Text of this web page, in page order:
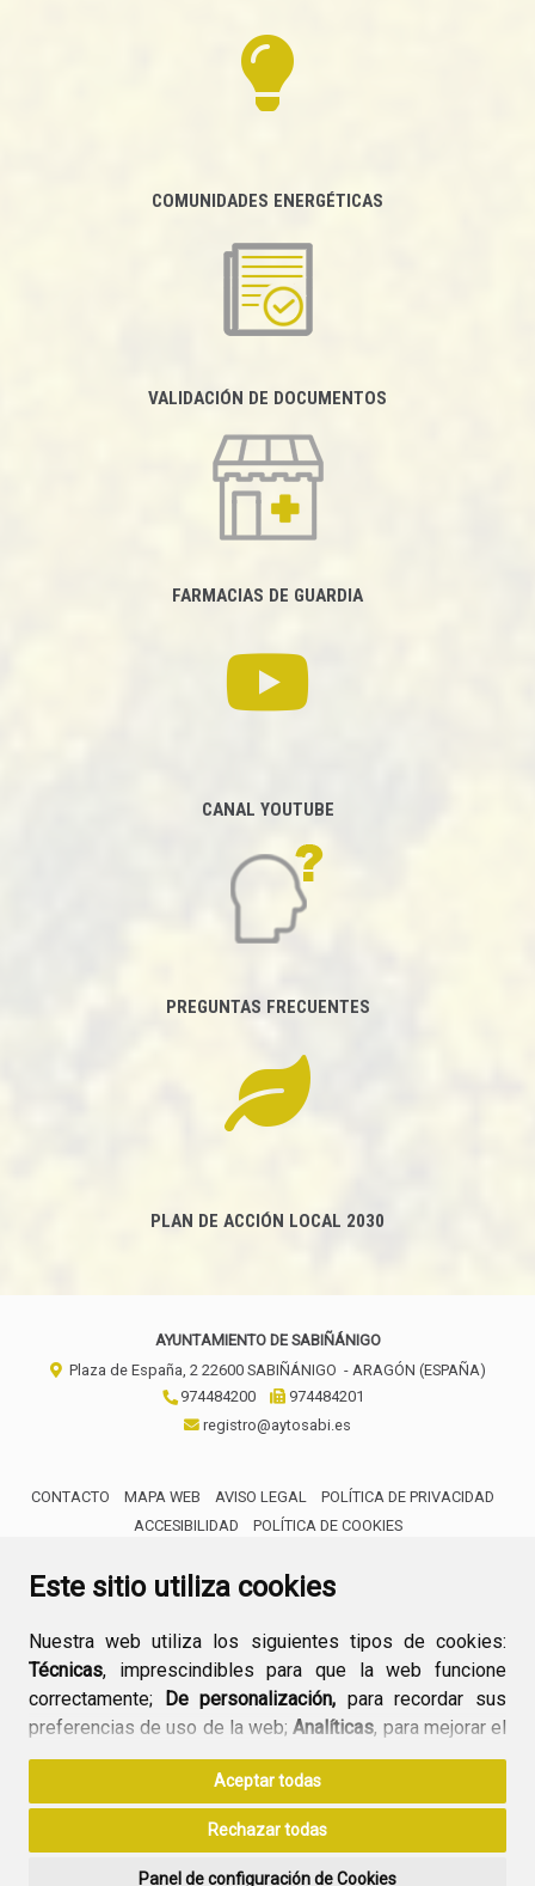
Este sitio utiliza cookies
Nuestra web utiliza los siguientes tipos de cookies:
Técnicas, imprescindibles para que la web funcione
correctamente; De personalización, para recordar sus
preferencias de uso de la web;Analíticas, para mejorar el
funcionamiento de la web y sus servicios.
Si acepta pulsando el botón“Aceptar todas”
consideramos que acepta su uso. Si pulsa el botón
Aceptar todas
Rechazar todas
Panel de configuración de Cookies
COMUNIDADES ENERGÉTICAS
VALIDACIÓN DE DOCUMENTOS
FARMACIAS DE GUARDIA
CANAL YOUTUBE
PREGUNTAS FRECUENTES
PLAN DE ACCIÓN LOCAL 2030
AYUNTAMIENTO DE SABIÑÁNIGO
Plaza de España, 2 22600 SABIÑÁNIGO - ARAGÓN (ESPAÑA)
974484200
974484201
registro@aytosabi.es
CONTACTO MAPA WEB AVISO LEGAL
POLÍTICA DE PRIVACIDAD
ACCESIBILIDAD
POLÍTICA DE COOKIES